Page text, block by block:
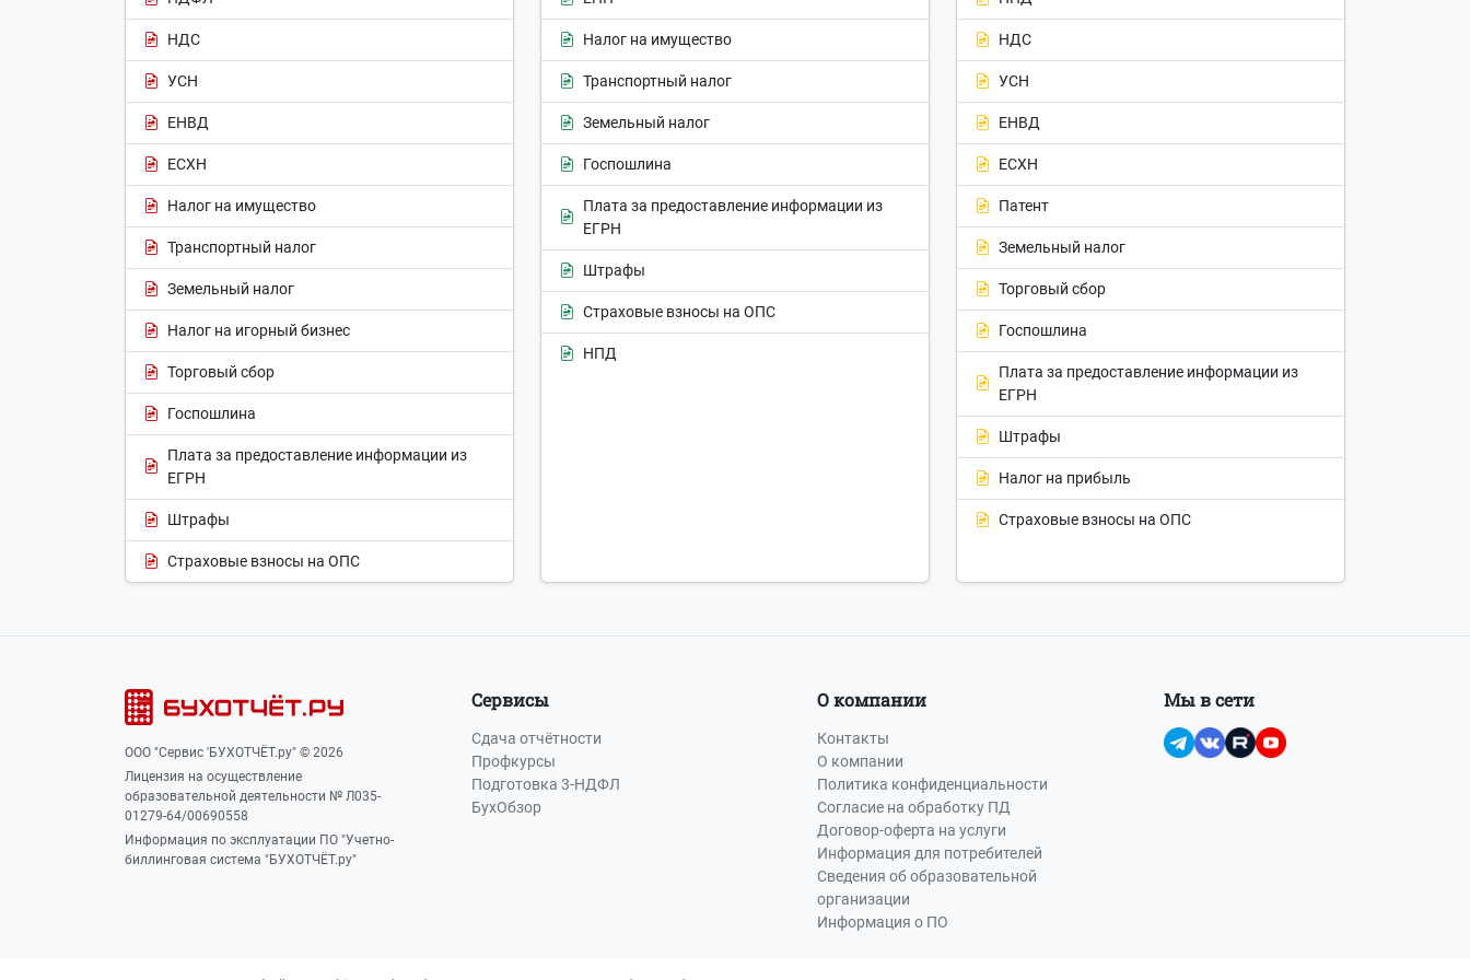
НДС
УСН
ЕНВД
ЕСХН
Налог на имущество
Транспортный налог
Земельный налог
Налог на игорный бизнес
Торговый сбор
Госпошлина
Плата за предоставление информации из
ЕГРН
Штрафы
Страховые взносы на ОПС
Налог на имущество
Транспортный налог
Земельный налог
Госпошлина
Плата за предоставление информации из
ЕГРН
Штрафы
Страховые взносы на ОПС
НПД
НДС
УСН
ЕНВД
ЕСХН
Патент
Земельный налог
Торговый сбор
Госпошлина
Плата за предоставление информации из
ЕГРН
Штрафы
Налог на прибыль
Страховые взносы на ОПС
ООО "Сервис 'БУХОТЧЁТ.ру" © 2026
Лицензия на осуществление
образовательной деятельности № Л035-
01279-64/00690558
Информация по эксплуатации ПО "Учетно-
биллинговая система "БУХОТЧЁТ.ру"
Сервисы
Сдача отчётности
Профкурсы
Подготовка 3-НДФЛ
БухОбзор
О компании
Контакты
О компании
Политика конфиденциальности
Согласие на обработку ПД
Договор-оферта на услуги
Информация для потребителей
Сведения об образовательной
организации
Информация о ПО
Мы в сети